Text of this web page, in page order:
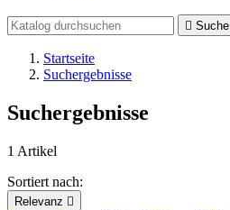
 Suche
Startseite
Suchergebnisse
Suchergebnisse
1 Artikel
Sortiert nach:
Relevanz 